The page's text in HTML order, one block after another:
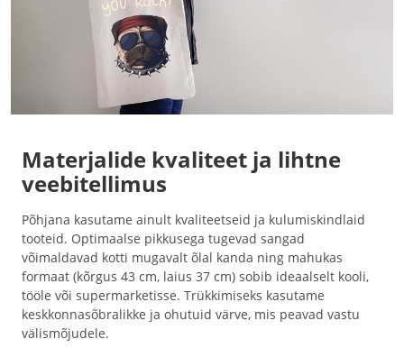
Materjalide kvaliteet ja lihtne
veebitellimus
Põhjana kasutame ainult kvaliteetseid ja kulumiskindlaid
tooteid. Optimaalse pikkusega tugevad sangad
võimaldavad kotti mugavalt õlal kanda ning mahukas
formaat (kõrgus 43 cm, laius 37 cm) sobib ideaalselt kooli,
tööle või supermarketisse. Trükkimiseks kasutame
keskkonnasõbralikke ja ohutuid värve, mis peavad vastu
välismõjudele.